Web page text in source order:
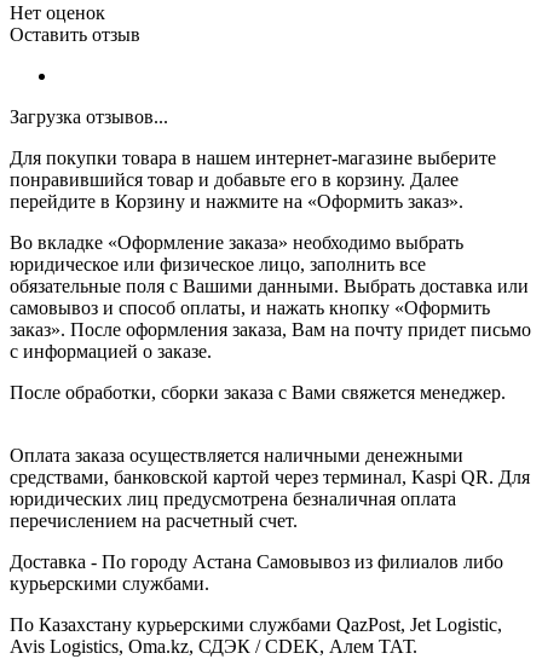
Нет оценок
Оставить отзыв
Загрузка отзывов...
Для покупки товара в нашем интернет-магазине выберите
понравившийся товар и добавьте его в корзину. Далее
перейдите в Корзину и нажмите на «Оформить заказ».
Во вкладке «Оформление заказа» необходимо выбрать
юридическое или физическое лицо, заполнить все
обязательные поля с Вашими данными. Выбрать доставка или
самовывоз и способ оплаты, и нажать кнопку «Оформить
заказ». После оформления заказа, Вам на почту придет письмо
с информацией о заказе.
После обработки, сборки заказа с Вами свяжется менеджер.
Оплата заказа осуществляется наличными денежными
средствами, банковской картой через терминал, Kaspi QR. Для
юридических лиц предусмотрена безналичная оплата
перечислением на расчетный счет.
Доставка - По городу Астана Самовывоз из филиалов либо
курьерскими службами.
По Казахстану курьерскими службами QazPost, Jet Logistic,
Avis Logistics, Oma.kz, СДЭК / CDEK, Алем ТАТ.